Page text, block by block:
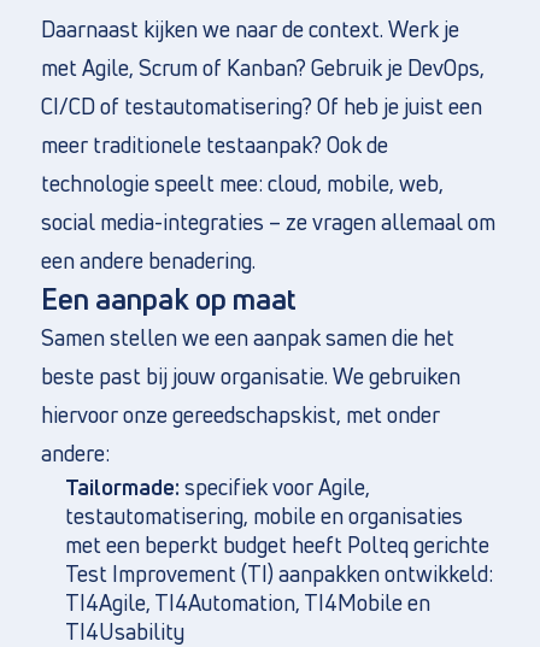
Daarnaast kijken we naar de context. Werk je
met Agile, Scrum of Kanban? Gebruik je DevOps,
CI/CD of testautomatisering? Of heb je juist een
meer traditionele testaanpak? Ook de
technologie speelt mee: cloud, mobile, web,
social media-integraties – ze vragen allemaal om
een andere benadering.
Een aanpak op maat
Samen stellen we een aanpak samen die het
beste past bij jouw organisatie. We gebruiken
hiervoor onze gereedschapskist, met onder
andere:
Tailormade: specifiek voor Agile,
testautomatisering, mobile en organisaties
met een beperkt budget heeft Polteq gerichte
Test Improvement (TI) aanpakken ontwikkeld:
TI4Agile, TI4Automation, TI4Mobile en
TI4Usability